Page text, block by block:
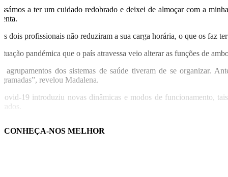
a ter um cuidado redobrado e deixei de almoçar com a
dois profissionais não reduziram a sua carga horária, o que os faz
pandémica que o país atravessa veio alterar as funções de
agrupamentos dos sistemas de saúde tiveram de se organizar.
revelou Madalena.
19 introduziu novas dinâmicas e modos de funcionamento,
CONHEÇA-NOS MELHOR